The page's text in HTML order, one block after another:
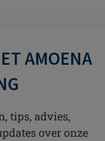
AMOENA
tips, advies,
over onze